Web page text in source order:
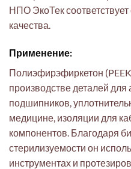
НПО ЭкоТек
качества.
Применение:
Полиэфирэфиркетон
производстве деталей
подшипников,
медицине, изоляции для
компонентов. Благодаря
стерилизуемости он
инструментах и